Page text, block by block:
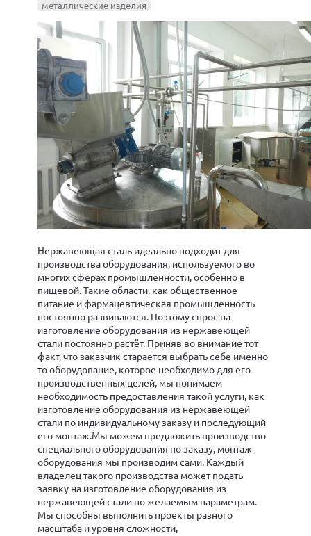
металлические изделия
Нержавеющая сталь идеально подходит для
производства оборудования, используемого во
многих сферах промышленности, особенно в
пищевой. Такие области, как общественное
питание и фармацевтическая промышленность
постоянно развиваются. Поэтому спрос на
изготовление оборудования из нержавеющей
стали постоянно растёт. Приняв во внимание тот
факт, что заказчик старается выбрать себе именно
то оборудование, которое необходимо для его
производственных целей, мы понимаем
необходимость предоставления такой услуги, как
изготовление оборудования из нержавеющей
стали по индивидуальному заказу и последующий
его монтаж.Мы можем предложить производство
специального оборудования по заказу, монтаж
оборудования мы производим сами. Каждый
владелец такого производства может подать
заявку на изготовление оборудования из
нержавеющей стали по желаемым параметрам.
Мы способны выполнить проекты разного
масштаба и уровня сложности,